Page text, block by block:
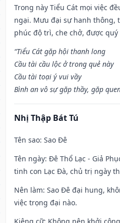
Trong này Tiểu Cát mọi việc
ngại. Mưu đại sự hanh thông,
phúc độ trì, che chở, được
“Tiểu Cát gặp hội thanh long
Cầu tài cầu lộc ở trong quẻ này
Cầu tài toại ý vui vầy
Bình an vô sự gặp thầy, gặp
Nhị Thập Bát Tú
Tên sao: Sao Đê
Tên ngày: Đê Thổ Lạc - Giả
tinh con Lạc Đà, chủ trị ngày
Nên làm: Sao Đê đại hung,
việc trọng đại nào.